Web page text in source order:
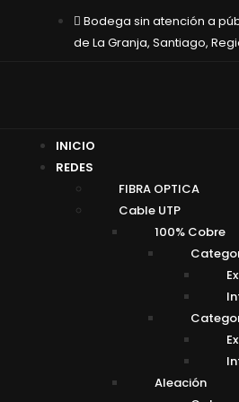
Bodega sin atención a
de La Granja, Santiago,
INICIO
REDES
FIBRA OPTICA
Cable UTP
100% Cobre
Aleación